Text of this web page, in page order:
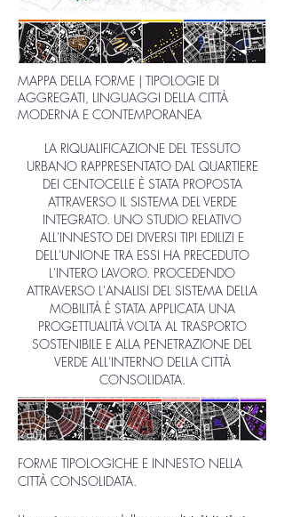
MAPPA DELLA FORME | TIPOLOGIE DI
AGGREGATI, LINGUAGGI DELLA CITTÀ
MODERNA E CONTEMPORANEA
LA RIQUALIFICAZIONE DEL TESSUTO
URBANO RAPPRESENTATO DAL QUARTIERE
DEI CENTOCELLE È STATA PROPOSTA
ATTRAVERSO IL SISTEMA DEL VERDE
INTEGRATO. UNO STUDIO RELATIVO
ALL'INNESTO DEI DIVERSI TIPI EDILIZI E
DELL'UNIONE TRA ESSI HA PRECEDUTO
L'INTERO LAVORO. PROCEDENDO
ATTRAVERSO L'ANALISI DEL SISTEMA DELLA
MOBILITÀ È STATA APPLICATA UNA
PROGETTUALITÀ VOLTA AL TRASPORTO
SOSTENIBILE E ALLA PENETRAZIONE DEL
VERDE ALL'INTERNO DELLA CITTÀ
CONSOLIDATA.
FORME TIPOLOGICHE E INNESTO NELLA
CITTÀ CONSOLIDATA.